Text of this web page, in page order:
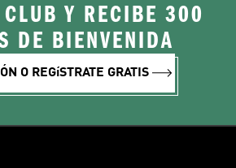
CLUB Y RECIBE 300
DE BIENVENIDA
O REGíSTRATE GRATIS